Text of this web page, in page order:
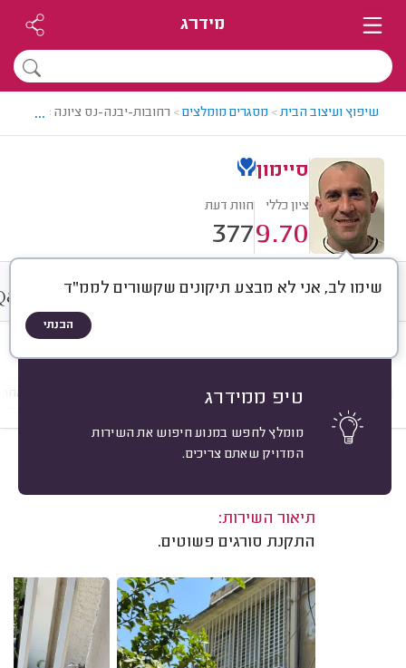
מידרג
שיפוץ ועיצוב הבית> מסגרים מומלצים> רחובות-יבנה-נס ציונה > מסגר
...
סיימון
ציון כללי
9.70
חוות דעת
377
שימו לב, אני לא מבצע תיקונים שקשורים לממ"ד
הבנתי
טיפ ממידרג
מומלץ לחפש במנוע חיפוש את השירות
המדויק שאתם צריכים.
חוות דעת ממוצע גלריה &
התקנות עבודות
אריאלה א. רחובות.
תיאור השירות:
התקנת סורגים פשוטים.